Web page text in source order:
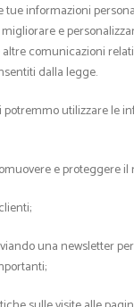
tue informazioni
e
comunicazioni
dalla legge.
utilizzare le
e proteggere il
una newsletter